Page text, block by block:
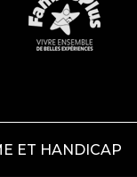
ET HANDICAP